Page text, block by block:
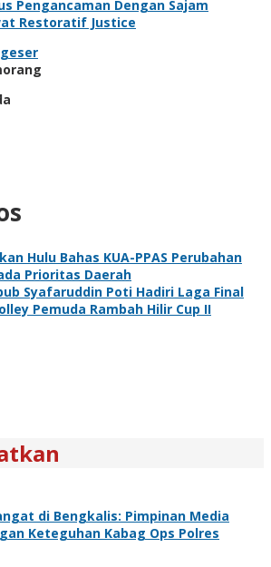
Pengancaman Dengan Sajam
Restoratif Justice
Hulu Bahas KUA-PPAS Perubahan
Prioritas Daerah
Syafaruddin Poti Hadiri Laga Final
Pemuda Rambah Hilir Cup II
di Bengkalis: Pimpinan Media
Keteguhan Kabag Ops Polres